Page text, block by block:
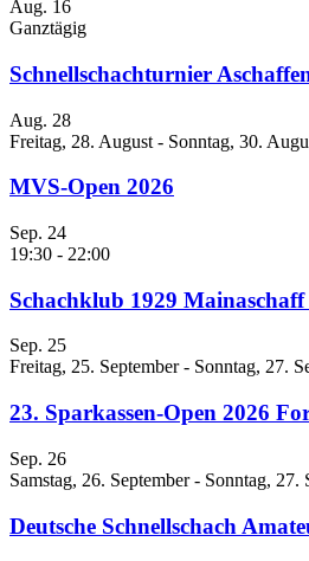
Aug. 16
Ganztägig
Schnellschachturnier
Aug. 28
Freitag, 28. August - Sonntag, 30.
MVS-Open 2026
Sep. 24
19:30 - 22:00
Schachklub 1929 Mainaschaff
Sep. 25
Freitag, 25. September- Sonntag, 27.
23. Sparkassen-Open 2026
Sep. 26
Samstag, 26. September- Sonntag, 27.
Deutsche Schnellschach